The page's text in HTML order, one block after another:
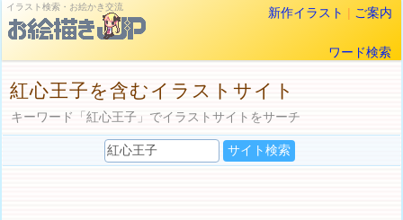
イラスト検索・お絵かき交流 新作イラスト | ご案内
ワード検索
紅心王子を含むイラストサイト
キーワード「紅心王子」でイラストサイトをサーチ